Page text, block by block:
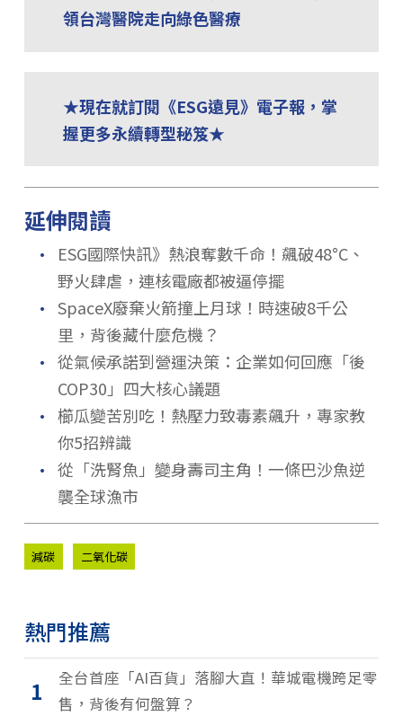
領台灣醫院走向綠色醫療
★現在就訂閱《ESG遠見》電子報，掌
握更多永續轉型秘笈★
延伸閱讀
．
ESG國際快訊》熱浪奪數千命！飆破48°C、
野火肆虐，連核電廠都被逼停擺
． SpaceX廢棄火箭撞上月球！時速破8千公
里，背後藏什麼危機？
． 從氣候承諾到營運決策：企業如何回應「後
COP30」四大核心議題
． 櫛瓜變苦別吃！熱壓力致毒素飆升，專家教
你5招辨識
． 從「洗腎魚」變身壽司主角！一條巴沙魚逆
襲全球漁市
減碳 二氧化碳
熱門推薦
1
全台首座「AI百貨」落腳大直！華城電機跨足零
售，背後有何盤算？